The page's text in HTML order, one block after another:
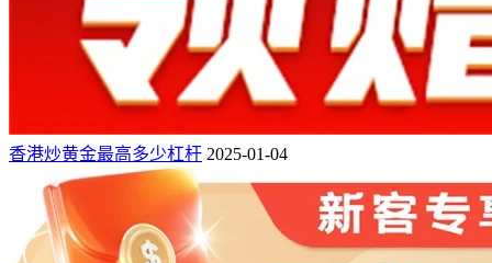
香港炒黄金最高多少杠杆 2025-01-04